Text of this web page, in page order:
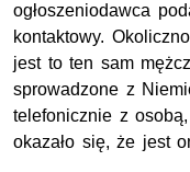
ogłoszeniodawca
kontaktowy.
jest to ten sam
sprowadzone z
telefonicznie z osobą,
okazało się, że jest